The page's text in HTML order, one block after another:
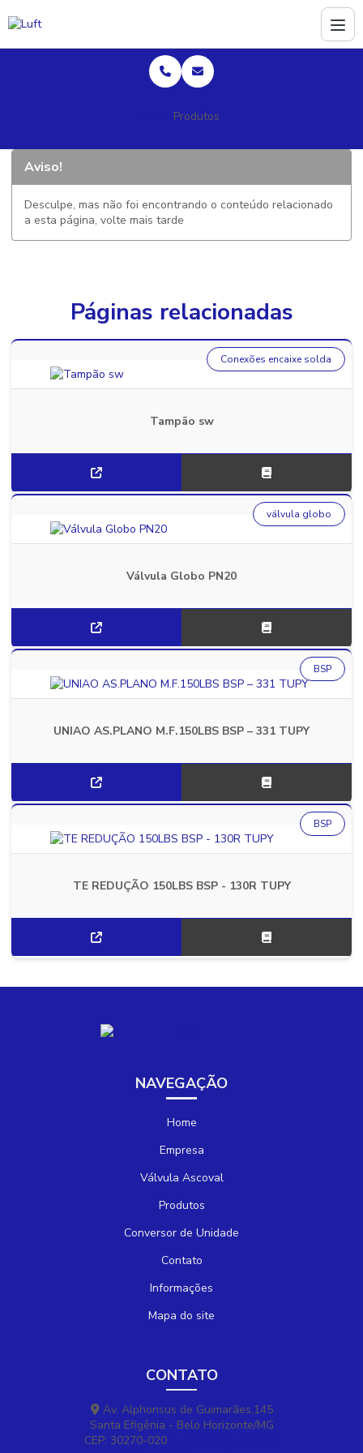
Produtos
Aviso!
Desculpe, mas não foi encontrando o conteúdo relacionado
a esta página, volte mais tarde
Páginas relacionadas
Tampão sw
Conexões encaixe solda
Válvula Globo PN20
válvula globo
UNIAO AS.PLANO M.F.150LBS BSP – 331 TUPY
BSP
TE REDUÇÃO 150LBS BSP - 130R TUPY
BSP
NAVEGAÇÃO
Home
Empresa
Válvula Ascoval
Produtos
Conversor de Unidade
Contato
Informações
Mapa do site
CONTATO
Av. Alphonsus de Guimarães,145
Santa Efigênia - Belo Horizonte/MG
CEP: 30270-020